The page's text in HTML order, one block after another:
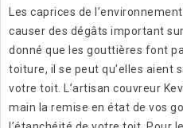
Les caprices de
causer des dégâts important
donné que les gouttières font
toiture, il se peut qu’elles aient
votre toit. L’artisan couvreur
main la remise en état de vos